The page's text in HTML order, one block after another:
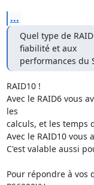
...
Quel type de
fiabilité et aux
performances du
RAID10 !
Avec le RAID6 vous
les
calculs, et les temps
Avec le RAID10 vous
C'est valable aussi
Pour répondre à vos